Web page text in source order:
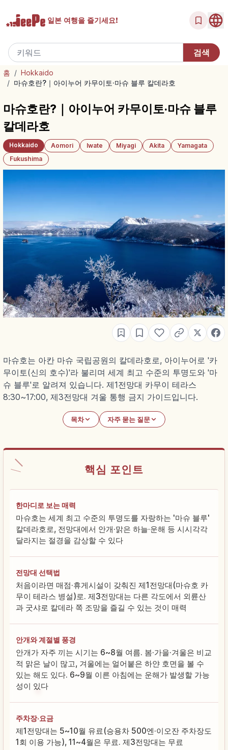
일본 여행을 즐기세요!
홈 / Hokkaido
/ 마슈호란?｜아이누어 카무이토·마슈 블루 칼데라호
마슈호란?｜아이누어 카무이토·마슈 블루
칼데라호
Hokkaido Aomori Iwate Miyagi Akita
Yamagata
Fukushima
마슈호는 아칸 마슈 국립공원의 칼데라호로, 아이누어로 '카
무이토(신의 호수)'라 불리며 세계 최고 수준의 투명도와 '마
슈 블루'로 알려져 있습니다. 제1전망대 카무이 테라스
8:30~17:00, 제3전망대 겨울 통행 금지 가이드입니다.
목차 자주 묻는 질문
핵심 포인트
한마디로 보는 매력
마슈호는 세계 최고 수준의 투명도를 자랑하는 '마슈 블루'
칼데라호로, 전망대에서 안개·맑은 하늘·운해 등 시시각각
달라지는 절경을 감상할 수 있다
전망대 선택법
처음이라면 매점·휴게시설이 갖춰진 제1전망대(마슈호 카
무이 테라스 병설)로. 제3전망대는 다른 각도에서 외륜산
과 굿샤로 칼데라 쪽 조망을 즐길 수 있는 것이 매력
안개와 계절별 풍경
안개가 자주 끼는 시기는 6~8월 여름. 봄·가을·겨울은 비교
적 맑은 날이 많고, 겨울에는 얼어붙은 하얀 호면을 볼 수
있는 해도 있다. 6~9월 이른 아침에는 운해가 발생할 가능
성이 있다
주차장·요금
제1전망대는 5~10월 유료(승용차 500엔·이오잔 주차장도
1회 이용 가능), 11~4월은 무료. 제3전망대는 무료